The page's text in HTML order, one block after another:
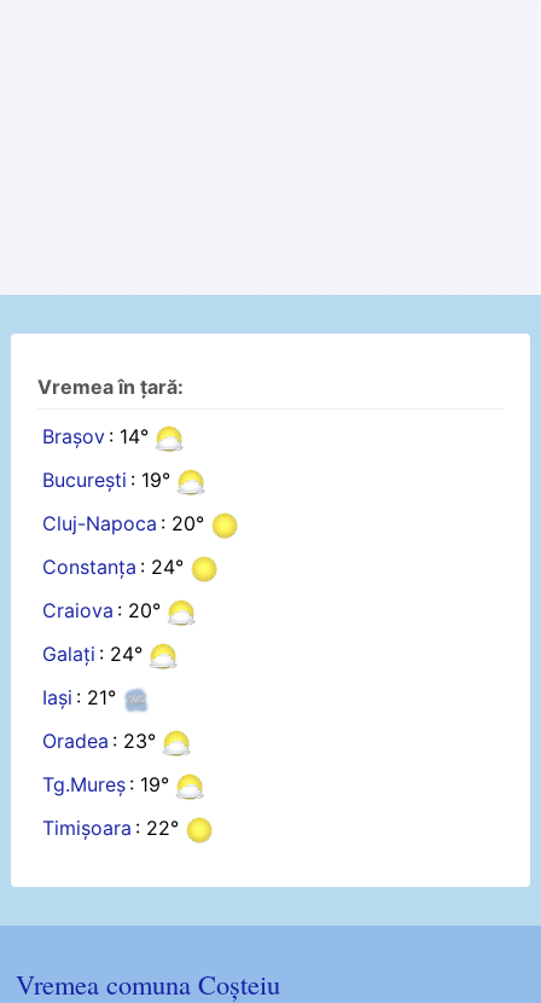
Vremea în țară:
Brașov : 14°
București : 19°
Cluj-Napoca : 20°
Constanța : 24°
Craiova : 20°
Galați : 24°
Iași : 21°
Oradea : 23°
Tg.Mureș : 19°
Timișoara : 22°
Vremea comuna Coșteiu